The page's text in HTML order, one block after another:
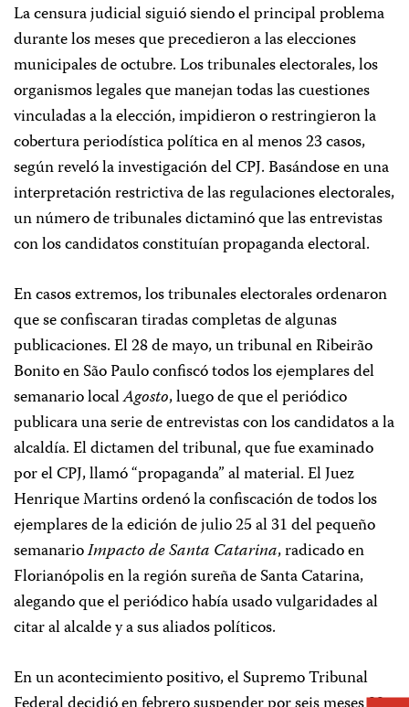
La censura judicial siguió siendo el principal problema
durante los meses que precedieron a las elecciones
municipales de octubre. Los tribunales electorales, los
organismos legales que manejan todas las cuestiones
vinculadas a la elección, impidieron o restringieron la
cobertura periodística política en al menos 23 casos,
según reveló la investigación del CPJ. Basándose en una
interpretación restrictiva de las regulaciones electorales,
un número de tribunales dictaminó que las entrevistas
con los candidatos constituían propaganda electoral.
En casos extremos, los tribunales electorales ordenaron
que se confiscaran tiradas completas de algunas
publicaciones. El 28 de mayo, un tribunal en Ribeirão
Bonito en São Paulo confiscó todos los ejemplares del
semanario localAgosto, luego de que el periódico
publicara una serie de entrevistas con los candidatos a la
alcaldía. El dictamen del tribunal, que fue examinado
por el CPJ, llamó “propaganda” al material. El Juez
Henrique Martins ordenó la confiscación de todos los
ejemplares de la edición de julio 25 al 31 del pequeño
semanarioImpacto de Santa Catarina, radicado en
Florianópolis en la región sureña de Santa Catarina,
alegando que el periódico había usado vulgaridades al
citar al alcalde y a sus aliados políticos.
En un acontecimiento positivo, el Supremo Tribunal